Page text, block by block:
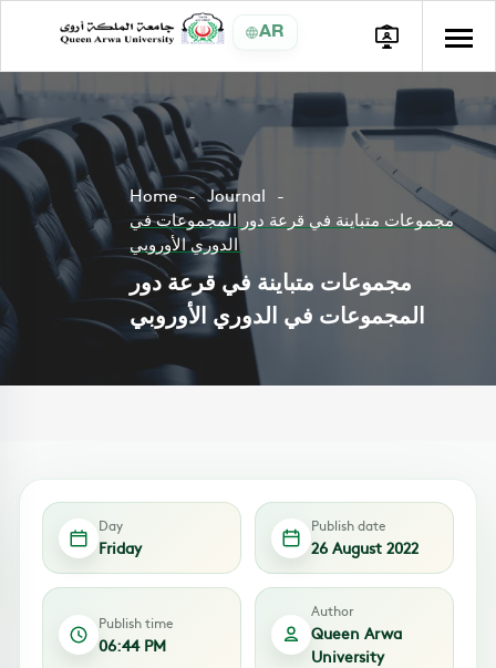
AR
Home
Journal
مجموعات متباينة في قرعة دور المجموعات في
الدوري الأوروبي
مجموعات متباينة في قرعة دور
Day
Friday
Publish date
26 August 2022
Publish time
06:44 PM
Author
Queen Arwa
University